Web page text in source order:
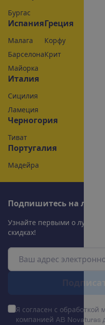
Бургас
Испания
Малага
Барселона
Майорка
Греция
Корфу
Крит
Италия
Сицилия
Ламеция
Черногория
Тиват
Португалия
Мадейра
Подпишитесь на л
Узнайте первыми о лу
скидках!
Я согласен с
компанией AB Novaturas